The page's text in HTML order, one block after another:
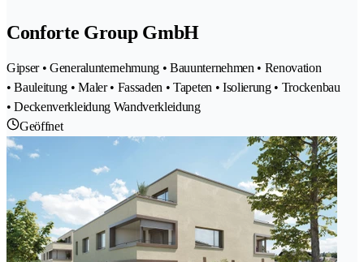
Conforte Group GmbH
Gipser • Generalunternehmung • Bauunternehmen • Renovation
• Bauleitung • Maler • Fassaden • Tapeten • Isolierung • Trockenbau
• Deckenverkleidung Wandverkleidung
Geöffnet